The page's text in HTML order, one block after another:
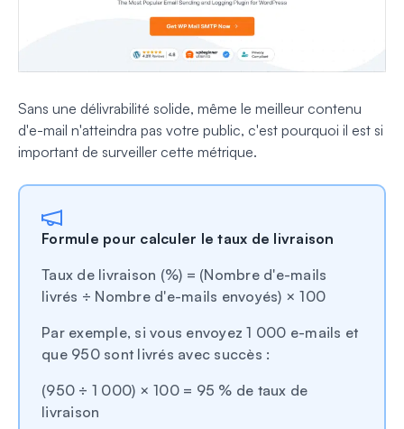
Sans une délivrabilité solide, même le meilleur contenu
d'e-mail n'atteindra pas votre public, c'est pourquoi il est si
important de surveiller cette métrique.
Formule pour calculer le taux de livraison
Taux de livraison (%) = (Nombre d'e-mails
livrés ÷ Nombre d'e-mails envoyés) × 100
Par exemple, si vous envoyez 1 000 e-mails et
que 950 sont livrés avec succès :
(950 ÷ 1 000) × 100 = 95 % de taux de
livraison